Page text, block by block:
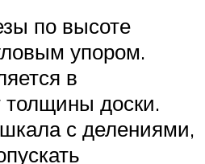
по высоте
упором.
в
толщины доски.
с делениями,